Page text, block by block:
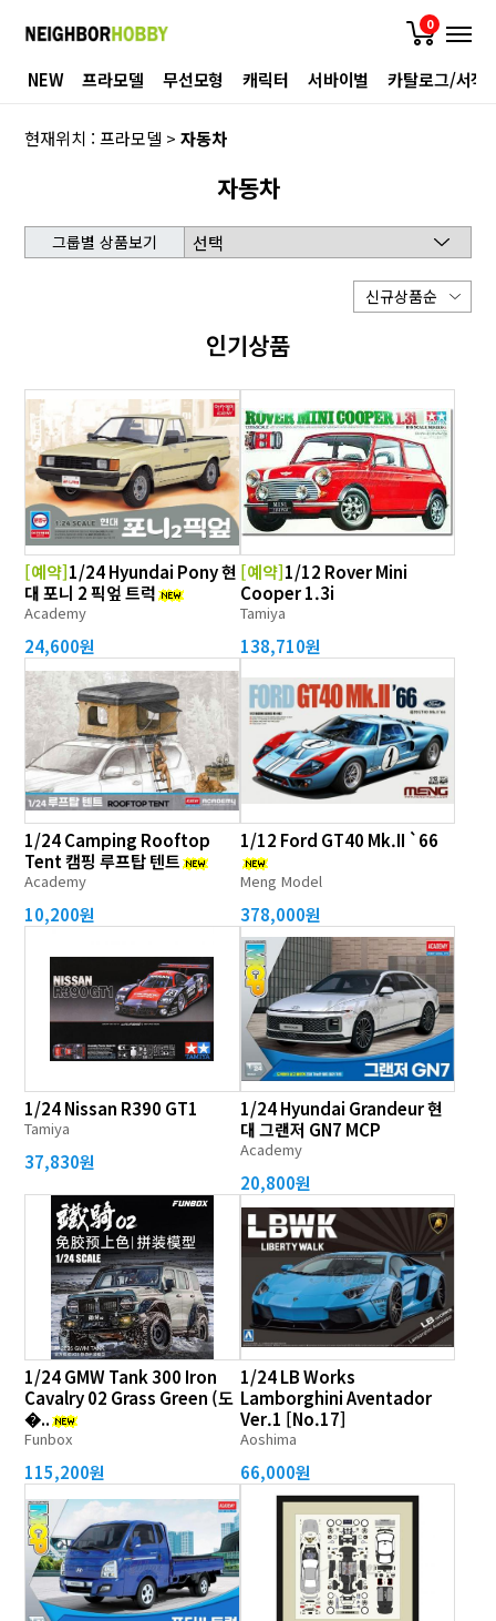
0
NEW 프라모델 무선모형 캐릭터 서바이벌 카탈로그/서적
현재위치 :프라모델 >자동차
자동차
그룹별 상품보기
인기상품
[예약]1/24 Hyundai Pony 현
대 포니 2 픽엎 트럭
Academy
24,600원
[예약]1/12 Rover Mini
Cooper 1.3i
Tamiya
138,710원
1/24 Camping Rooftop
Tent 캠핑 루프탑 텐트
Academy
10,200원
1/12 Ford GT40 Mk.II `66
Meng Model
378,000원
1/24 Nissan R390 GT1
Tamiya
37,830원
1/24 Hyundai Grandeur 현
대 그랜저 GN7 MCP
Academy
20,800원
1/24 GMW Tank 300 Iron
Cavalry 02 Grass Green (도
�..
Funbox
115,200원
1/24 LB Works
Lamborghini Aventador
Ver.1 [No.17]
Aoshima
66,000원